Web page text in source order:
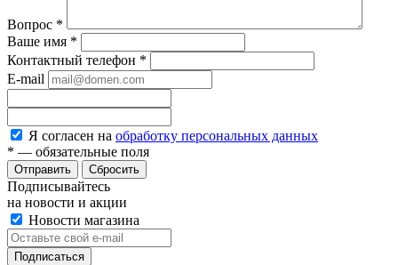
Вопрос *
Ваше имя *
Контактный телефон *
E-mail
Я согласен на обработку персональных данных
* — обязательные поля
Сбросить
Подписывайтесь
на новости и акции
Новости магазина